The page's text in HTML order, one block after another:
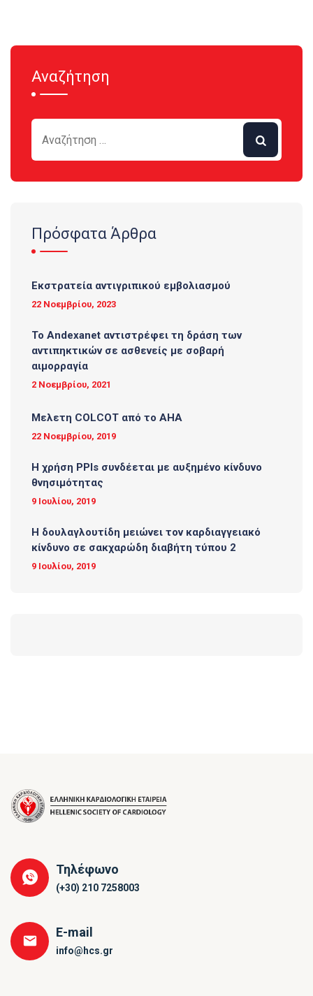
Αναζήτηση
Πρόσφατα Άρθρα
Εκστρατεία αντιγριπικού εμβολιασμού
22 Νοεμβρίου, 2023
Το Andexanet αντιστρέφει τη δράση των
αντιπηκτικών σε ασθενείς με σοβαρή
αιμορραγία
2 Νοεμβρίου, 2021
Μελετη COLCOT από το ΑΗΑ
22 Νοεμβρίου, 2019
Η χρήση PPIs συνδέεται με αυξημένο κίνδυνο
θνησιμότητας
9 Ιουλίου, 2019
Η δουλαγλουτίδη μειώνει τον καρδιαγγειακό
κίνδυνο σε σακχαρώδη διαβήτη τύπου 2
9 Ιουλίου, 2019
Τηλέφωνο
(+30) 210 7258003
E-mail
info@hcs.gr